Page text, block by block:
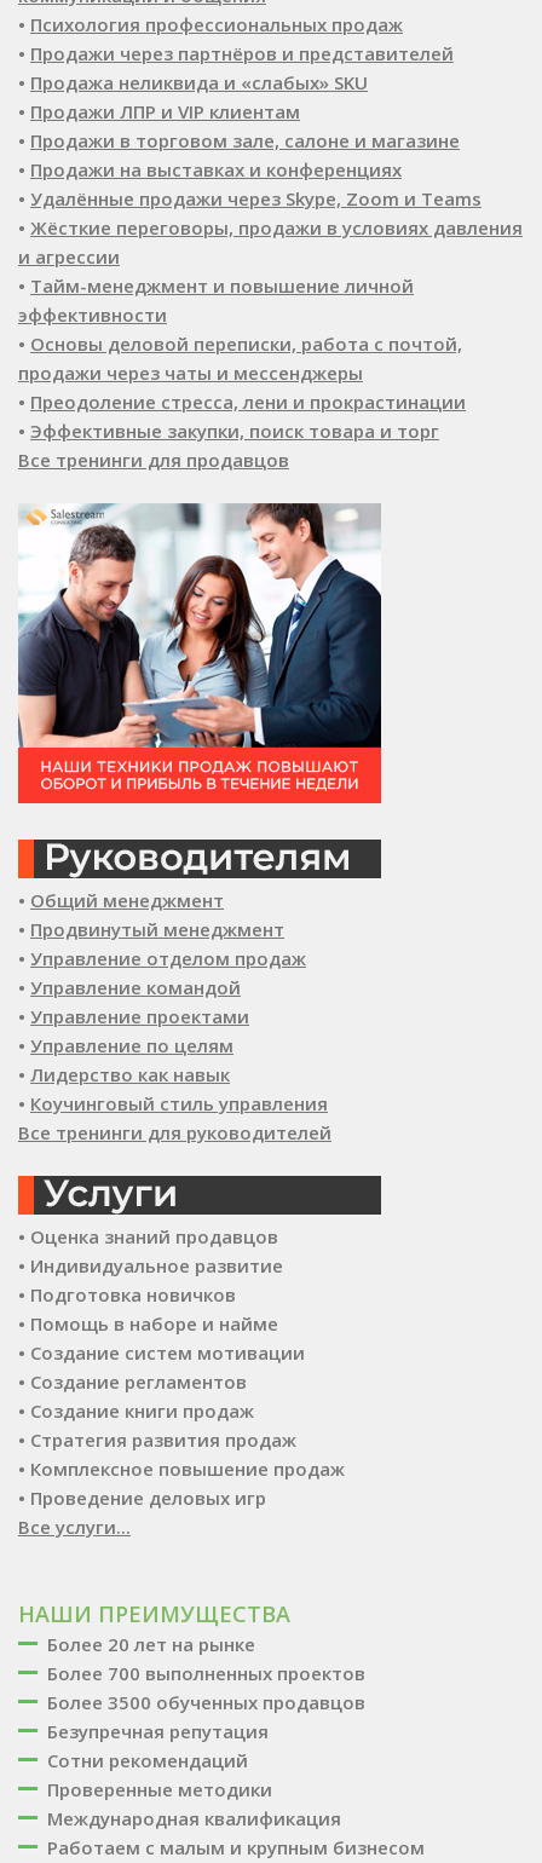
• Психология профессиональных продаж
• Продажи через партнёров и представителей
• Продажа неликвида и «слабых» SKU
• Продажи ЛПР и VIP клиентам
• Продажи в торговом зале, салоне и магазине
• Продажи на выставках и конференциях
• Удалённые продажи через Skype, Zoom и Teams
• Жёсткие переговоры, продажи в условиях давления
и агрессии
• Тайм-менеджмент и повышение личной
эффективности
• Основы деловой переписки, работа с почтой,
продажи через чаты и мессенджеры
• Преодоление стресса, лени и прокрастинации
• Эффективные закупки, поиск товара и торг
Все тренинги для продавцов
• Общий менеджмент
• Продвинутый менеджмент
• Управление отделом продаж
• Управление командой
• Управление проектами
• Управление по целям
• Лидерство как навык
• Коучинговый стиль управления
Все тренинги для руководителей
• Оценка знаний продавцов
• Индивидуальное развитие
• Подготовка новичков
• Помощь в наборе и найме
• Создание систем мотивации
• Создание регламентов
• Создание книги продаж
• Стратегия развития продаж
• Комплексное повышение продаж
• Проведение деловых игр
Все услуги...
НАШИ ПРЕИМУЩЕСТВА
Более 20 лет на рынке
Более 700 выполненных проектов
Более 3500 обученных продавцов
Безупречная репутация
Сотни рекомендаций
Проверенные методики
Международная квалификация
Работаем с малым и крупным бизнесом